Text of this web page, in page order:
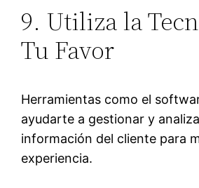
9. Utiliza la
Tu Favor
Herramientas como el
ayudarte a gestionar y
información del cliente para
experiencia.